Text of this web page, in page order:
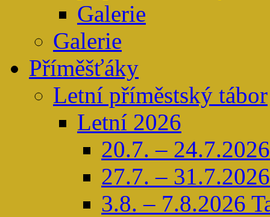
Galerie
Galerie
Příměšťáky
Letní příměstský tábor
Letní 2026
20.7. –
27.7. –
3.8. – 7.8.2026